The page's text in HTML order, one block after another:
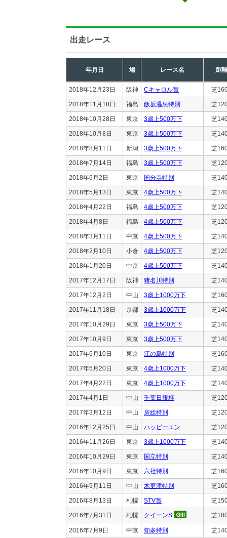
出走レース
年月日 場 レース名 距離
2018年12月23日 阪神 Cキャロル賞 芝
2018年11月18日 福島 飯坂温泉特別 芝
2018年10月28日 東京 3歳上500万下 芝
2018年10月8日 東京 3歳上500万下 芝
2018年8月11日 新潟 3歳上500万下 芝
2018年7月14日 福島 3歳上500万下 芝
2018年6月2日 東京 国分寺特別 芝
2018年5月13日 東京 4歳上500万下 芝
2018年4月22日 福島 4歳上500万下 芝
2018年4月8日 福島 4歳上500万下 芝
2018年3月11日 中京 4歳上500万下 芝
2018年2月10日 小倉 4歳上500万下 芝
2018年1月20日 中京 4歳上500万下 芝
2017年12月17日 阪神 猪名川特別 芝
2017年12月2日 中山 3歳上1000万下 芝
2017年11月18日 京都 3歳上1000万下 芝
2017年10月29日 東京 3歳上500万下 芝
2017年10月9日 東京 3歳上500万下 芝
2017年6月10日 東京 江の島特別 芝
2017年5月20日 東京 4歳上1000万下 芝
2017年4月22日 東京 4歳上1000万下 芝
2017年4月1日 中山 千葉日報杯 芝
2017年3月12日 中山 房総特別 芝
2016年12月25日 中山 ハッピーエン 芝
2016年11月26日 東京 3歳上1000万下 芝
2016年10月29日 東京 国立特別 芝
2016年10月9日 東京 六社特別 芝
2016年9月11日 中山 木更津特別 芝
2016年8月13日 札幌 STV賞 芝
2016年7月31日 札幌 クイーンS 芝
2016年7月9日 中京 知多特別 芝